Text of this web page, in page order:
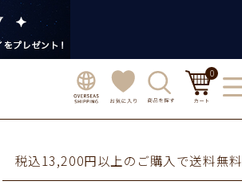
0
税込13,200円以上のご購入で送料無料